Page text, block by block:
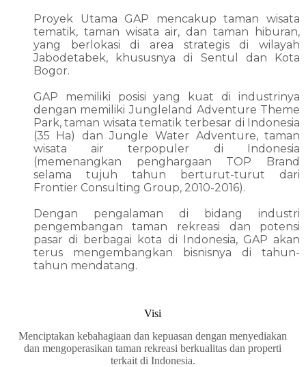
Proyek Utama GAP mencakup taman wisata
tematik, taman wisata air, dan taman hiburan,
yang berlokasi di area strategis di wilayah
Jabodetabek, khususnya di Sentul dan Kota
Bogor.
GAP memiliki posisi yang kuat di industrinya
dengan memiliki Jungleland Adventure Theme
Park, taman wisata tematik terbesar di Indonesia
(35 Ha) dan Jungle Water Adventure, taman
wisata air terpopuler di Indonesia
(memenangkan penghargaan TOP Brand
selama tujuh tahun berturut-turut dari
Frontier Consulting Group, 2010-2016).
Dengan pengalaman di bidang industri
pengembangan taman rekreasi dan potensi
pasar di berbagai kota di Indonesia, GAP akan
terus mengembangkan bisnisnya di tahun-
tahun mendatang.
Visi
Menciptakan kebahagiaan dan kepuasan dengan menyediakan
dan mengoperasikan taman rekreasi berkualitas dan properti
terkait di Indonesia.